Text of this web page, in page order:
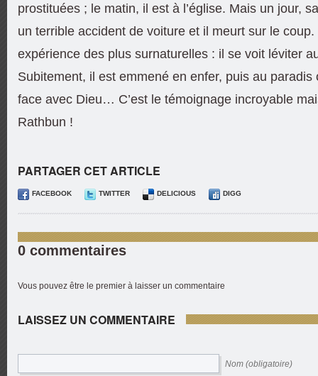
prostituées ; le matin, il est à l’église. Mais un jour,
un terrible accident de voiture et il meurt sur le
expérience des plus surnaturelles : il se voit léviter
Subitement, il est emmené en enfer, puis au paradis
face avec Dieu… C’est le témoignage incroyable
Rathbun !
PARTAGER CET ARTICLE
FACEBOOK TWITTER DELICIOUS DIGG
0 commentaires
Vous pouvez être le premier à laisser un commentaire
LAISSEZ UN COMMENTAIRE
Nom (obligatoire)